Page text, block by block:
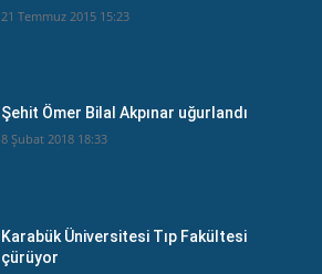
21 Temmuz 2015 15:23
Şehit Ömer Bilal Akpınar uğurlandı
8 Şubat 2018 18:33
Karabük Üniversitesi Tıp Fakültesi
çürüyor